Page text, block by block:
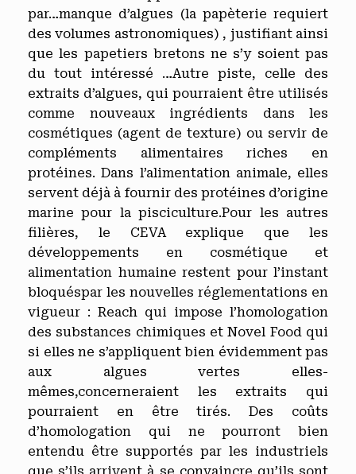
par…manque d’algues (la papèterie requiert
des volumes astronomiques) , justifiant ainsi
que les papetiers bretons ne s’y soient pas
du tout intéressé …Autre piste, celle des
extraits d’algues, qui pourraient être utilisés
comme nouveaux ingrédients dans les
cosmétiques (agent de texture) ou servir de
compléments alimentaires riches en
protéines. Dans l’alimentation animale, elles
servent déjà à fournir des protéines d’origine
marine pour la pisciculture.Pour les autres
filières, le CEVA explique que les
développements en cosmétique et
alimentation humaine restent pour l’instant
bloquéspar les nouvelles réglementations en
vigueur : Reach qui impose l’homologation
des substances chimiques et Novel Food qui
si elles ne s’appliquent bien évidemment pas
aux algues vertes elles-
mêmes,concerneraient les extraits qui
pourraient en être tirés. Des coûts
d’homologation qui ne pourront bien
entendu être supportés par les industriels